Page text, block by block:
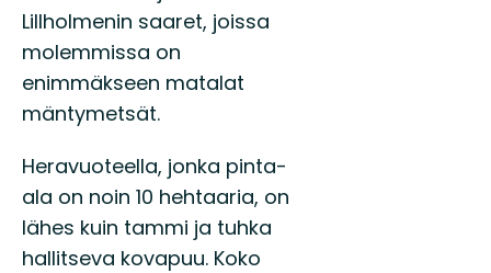
Lillholmenin saaret, joissa
molemmissa on
enimmäkseen matalat
mäntymetsät.
Heravuoteella, jonka pinta-
ala on noin 10 hehtaaria, on
lähes kuin tammi ja tuhka
hallitseva kovapuu. Koko